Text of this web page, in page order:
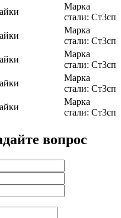
Марка
стали: Ст3сп
Марка
стали: Ст3сп
Марка
стали: Ст3сп
Марка
стали: Ст3сп
Марка
стали: Ст3сп
вопрос